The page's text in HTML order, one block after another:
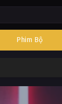
Phim Bộ